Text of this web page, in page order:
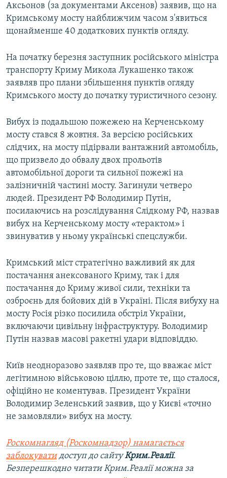
Аксьонов (за документами Аксенов) заявив, що на
Кримському мосту найближчим часом з'явиться
щонайменше 40 додаткових пунктів огляду.
На початку березня заступник російського міністра
транспорту Криму Микола Лукашенко також
заявляв про плани збільшення пунктів огляду
Кримського мосту до початку туристичного сезону.
Вибух із подальшою пожежею на Керченському
мосту стався 8 жовтня. За версією російських
слідчих, на мосту підірвали вантажний автомобіль,
що призвело до обвалу двох прольотів
автомобільної дороги та сильної пожежі на
залізничній частині мосту. Загинули четверо
людей. Президент РФ Володимир Путін,
посилаючись на розслідування Слідкому РФ, назвав
вибух на Керченському мосту «терактом» і
звинуватив у ньому українські спецслужби.
Кримський міст стратегічно важливий як для
постачання анексованого Криму, так і для
постачання до Криму живої сили, техніки та
озброєнь для бойових дій в Україні. Після вибуху на
мосту Росія різко посилила обстріл України,
включаючи цивільну інфраструктуру. Володимир
Путін назвав масові ракетні удари відповіддю.
Київ неодноразово заявляв про те, що вважає міст
легітимною військовою ціллю, проте те, що сталося,
офіційно не коментував. Президент України
Володимир Зеленський заявив, що у Києві «точно
не замовляли» вибух на мосту.
Роскомнагляд (Роскомнадзор) намагається
заблокуватидоступ до сайтуКрим.Реалії.
Безперешкодно читати Крим.Реалії можна за